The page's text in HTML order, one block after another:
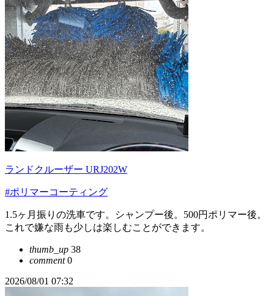
ランドクルーザー URJ202W
#ポリマーコーティング
1.5ヶ月振りの洗車です。シャンプー後。500円ポリマー後。
これで嫌な雨も少しは楽しむことができます。
thumb_up 38
comment0
2026/08/01 07:32